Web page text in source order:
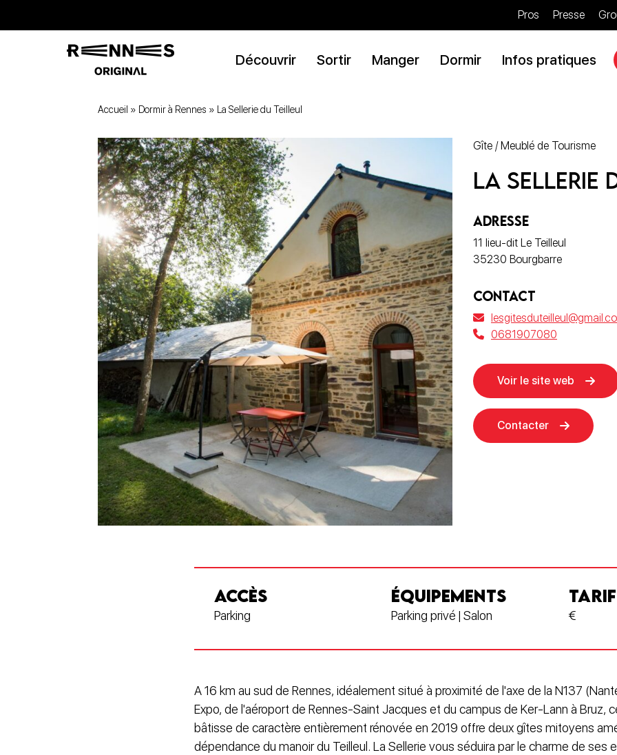
Pros Presse
Découvrir Sortir Manger Dormir Infos pratiques
Accueil » Dormir à Rennes » La Sellerie du Teilleul
Gîte / Meublé de Tourisme
La Sellerie
ADRESSE
11 lieu-dit Le Teilleul
35230 Bourgbarre
CONTACT
0681907080
Voir le site web
Contacter
ACCÈS
Parking
ÉQUIPEMENTS
Parking privé | Salon
TARIF
€
A 16 km au sud de Rennes, idéalement situé à proximité de l'axe de la N137
Expo, de l'aéroport de Rennes-Saint Jacques et du campus de Ker-Lann à Bruz,
bâtisse de caractère entièrement rénovée en 2019 offre deux gîtes mitoyens
dépendance du manoir du Teilleul. La Sellerie vous séduira par le charme de ses